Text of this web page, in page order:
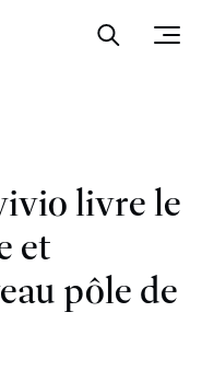
Ouvrir la
livre le
et
pôle de